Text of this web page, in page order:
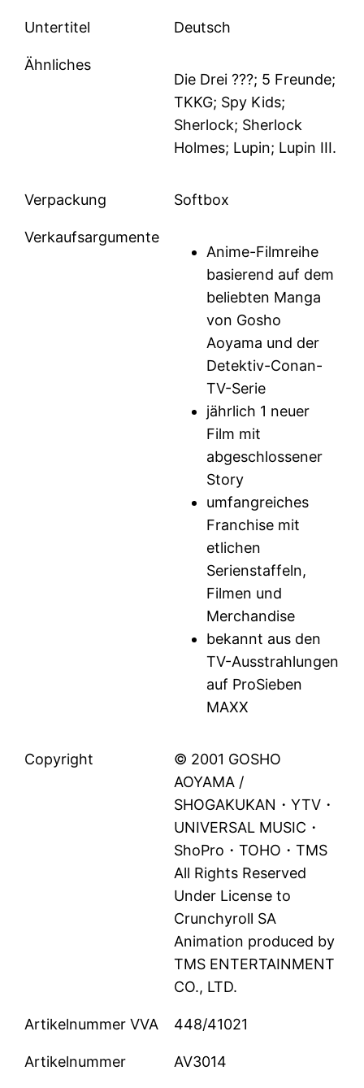
Untertitel Deutsch
Ähnliches
Die Drei ???; 5 Freunde;
TKKG; Spy Kids;
Sherlock; Sherlock
Holmes; Lupin; Lupin III.
Verpackung Softbox
Verkaufsargumente
Anime-Filmreihe
basierend auf dem
beliebten Manga
von Gosho
Aoyama und der
Detektiv-Conan-
TV-Serie
jährlich 1 neuer
Film mit
abgeschlossener
Story
umfangreiches
Franchise mit
etlichen
Serienstaffeln,
Filmen und
Merchandise
bekannt aus den
TV-Ausstrahlungen
auf ProSieben
MAXX
Copyright
© 2001 GOSHO
AOYAMA /
SHOGAKUKAN・YTV・
UNIVERSAL MUSIC・
ShoPro・TOHO・TMS
All Rights Reserved
Under License to
Crunchyroll SA
Animation produced by
TMS ENTERTAINMENT
CO., LTD.
Artikelnummer VVA 448/41021
Artikelnummer AV3014